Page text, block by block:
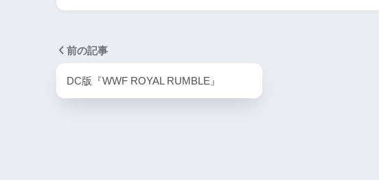
前の記事
DC版『WWF ROYAL RUMBLE』DC版『ボンバーヘッヘ』